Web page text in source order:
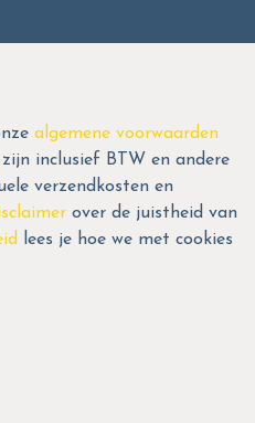
algemene voorwaarden
inclusief BTW en andere
verzendkosten en
over de juistheid van
lees je hoe we met cookies